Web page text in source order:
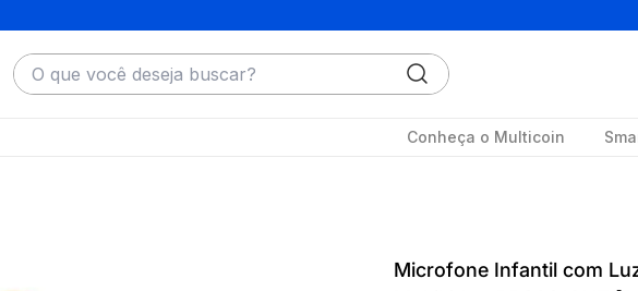
O que você deseja buscar?
Conheça o Multicoin
Microfone Infantil com